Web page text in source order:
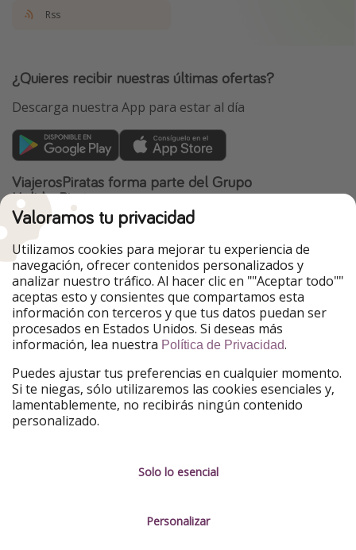
Rss
¿Quieres recibir nuestras últimas ofertas?
Descarga nuestra App para estar al día
ViajerosPiratas forma parte del Grupo
HolidayPirates
Nuestros mercados
PiratinViaggio
HolidayPirates
VakantiePiraten
WakacyjniPiraci
VoyagesPirates
Ferienpiraten
Urlaubspiraten
Urlaubspiraten
TravelPirates
Nuestro grupo
HolidayPirates Group
Conócenos mejor
Sobre ViajerosPiratas
Información legal
Gestionar servicios
Valoramos tu privacidad
Utilizamos cookies para mejorar tu experiencia de
navegación, ofrecer contenidos personalizados y
analizar nuestro tráfico. Al hacer clic en ""Aceptar todo""
aceptas esto y consientes que compartamos esta
información con terceros y que tus datos puedan ser
procesados en Estados Unidos. Si deseas más
información, lea nuestra Política de Privacidad.
Puedes ajustar tus preferencias en cualquier momento.
Si te niegas, sólo utilizaremos las cookies esenciales y,
lamentablemente, no recibirás ningún contenido
personalizado.
Solo lo esencial
Personalizar